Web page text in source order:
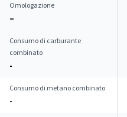
Omologazione
–
Consumo di carburante
combinato
-
Consumo di metano combinato
-